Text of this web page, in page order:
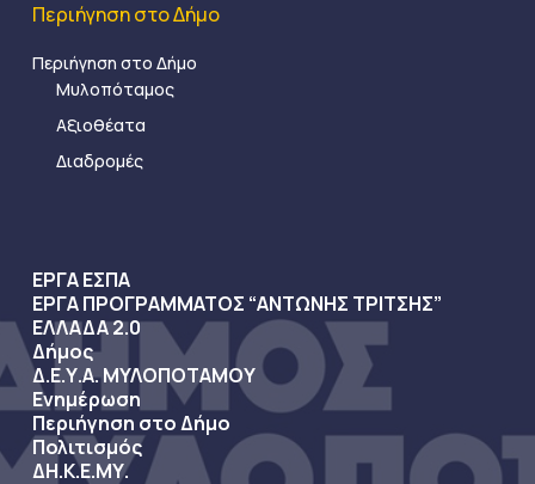
Περιήγηση στο Δήμο
Περιήγηση στο Δήμο
Μυλοπόταμος
Αξιοθέατα
Διαδρομές
ΕΡΓΑ ΕΣΠΑ
ΕΡΓΑ ΠΡΟΓΡΑΜΜΑΤΟΣ “ΑΝΤΩΝΗΣ ΤΡΙΤΣΗΣ”
ΕΛΛΑΔΑ 2.0
Δήμος
Δ.Ε.Υ.Α. ΜΥΛΟΠΟΤΑΜΟΥ
Ενημέρωση
Περιήγηση στο Δήμο
Πολιτισμός
ΔΗ.Κ.Ε.ΜΥ.